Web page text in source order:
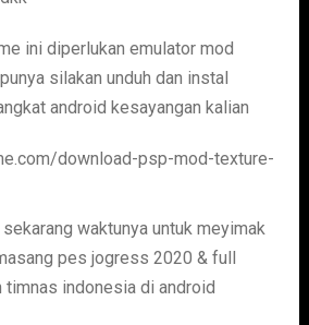
ini diperlukan emulator mod
silakan unduh dan instal
android kesayangan kalian
download-psp-mod-texture-
waktunya untuk meyimak
pes jogress 2020 & full
indonesia di android